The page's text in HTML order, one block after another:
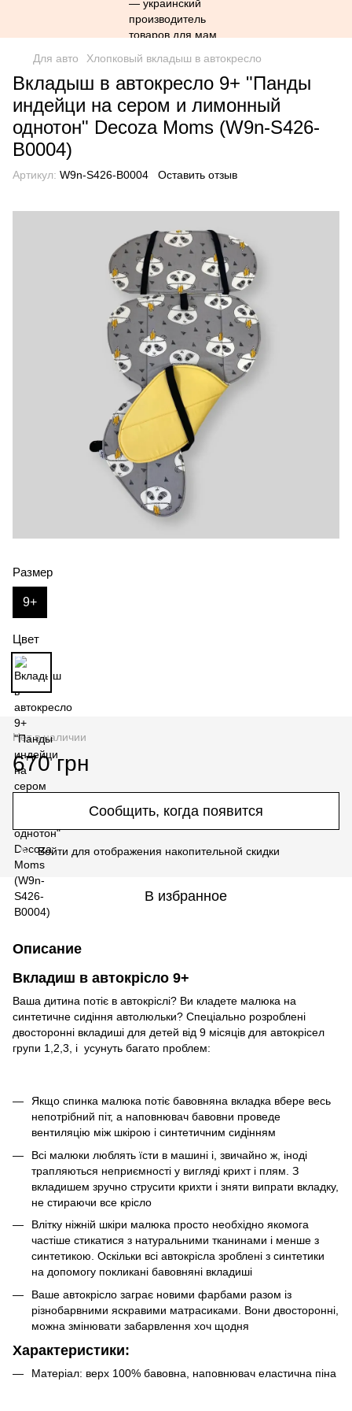
Для авто Хлопковый вкладыш в автокресло
Вкладыш в автокресло 9+ "Панды
индейци на сером и лимонный
однотон" Decoza Moms (W9n-S426-
В0004)
Артикул: W9n-S426-В0004 Оставить отзыв
Размер
9+
Цвет
Нет в наличии
670 грн
Сообщить, когда появится
% Войти для отображения накопительной скидки
В избранное
Описание
Вкладиш в автокрісло 9+
Ваша дитина потіє в автокріслі? Ви кладете малюка на
синтетичне сидіння автолюльки? Спеціально розроблені
двосторонні вкладиші для детей від 9 місяців для автокрісел
групи 1,2,3, і усунуть багато проблем:
Якщо спинка малюка потіє бавовняна вкладка вбере весь
непотрібний піт, а наповнювач бавовни проведе
вентиляцію між шкірою і синтетичним сидінням
Всі малюки люблять їсти в машині і, звичайно ж, іноді
трапляються неприємності у вигляді крихт і плям. З
вкладишем зручно струсити крихти і зняти випрати вкладку,
не стираючи все крісло
Влітку ніжній шкіри малюка просто необхідно якомога
частіше стикатися з натуральними тканинами і менше з
синтетикою. Оскільки всі автокрісла зроблені з синтетики
на допомогу покликані бавовняні вкладиші
Ваше автокрісло заграє новими фарбами разом із
різнобарвними яскравими матрасиками. Вони двосторонні,
можна змінювати забарвлення хоч щодня
Характеристики:
Матеріал: верх 100% бавовна, наповнювач еластична піна